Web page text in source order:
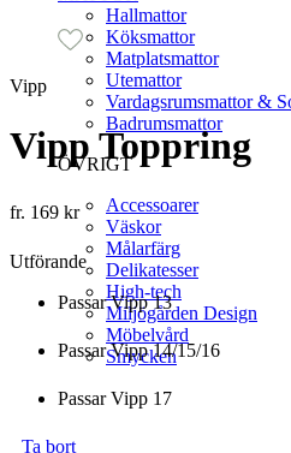
Hallmattor
Köksmattor
Matplatsmattor
Utemattor
Vardagsrumsmattor &
Badrumsmattor
ÖVRIGT
Accessoarer
Väskor
Målarfärg
Delikatesser
High-tech
Miljögården Design
Möbelvård
Smycken
Vipp
Vipp Toppring
fr. 169 kr
Utförande
Passar Vipp 13
Passar Vipp 14/15/16
Passar Vipp 17
Ta bort